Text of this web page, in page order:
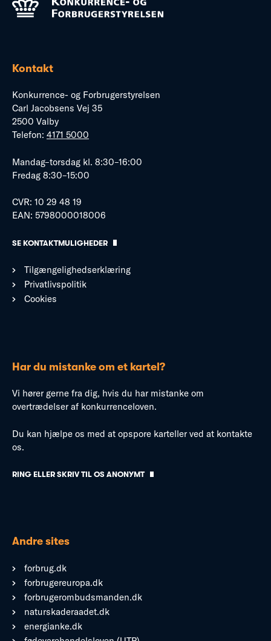
Kontakt
Konkurrence- og Forbrugerstyrelsen
Carl Jacobsens Vej 35
2500 Valby
Telefon: 4171 5000
Mandag–torsdag kl. 8:30–16:00
Fredag 8:30–15:00
CVR: 10 29 48 19
EAN: 5798000018006
SE KONTAKTMULIGHEDER
Tilgængelighedserklæring
Privatlivspolitik
Cookies
Har du mistanke om et kartel?
Vi hører gerne fra dig, hvis du har mistanke om
overtrædelser af konkurrenceloven.
Du kan hjælpe os med at opspore karteller ved at kontakte
os.
RING ELLER SKRIV TIL OS ANONYMT
Andre sites
forbrug.dk
forbrugereuropa.dk
forbrugerombudsmanden.dk
naturskaderaadet.dk
energianke.dk